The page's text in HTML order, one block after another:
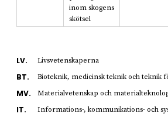
inom skogens
skötsel
LV. Livsvetenskaperna
BT. Bioteknik, medicinsk teknik och teknik
MV. Materialvetenskap och
IT. Informations-, kommunikations- och